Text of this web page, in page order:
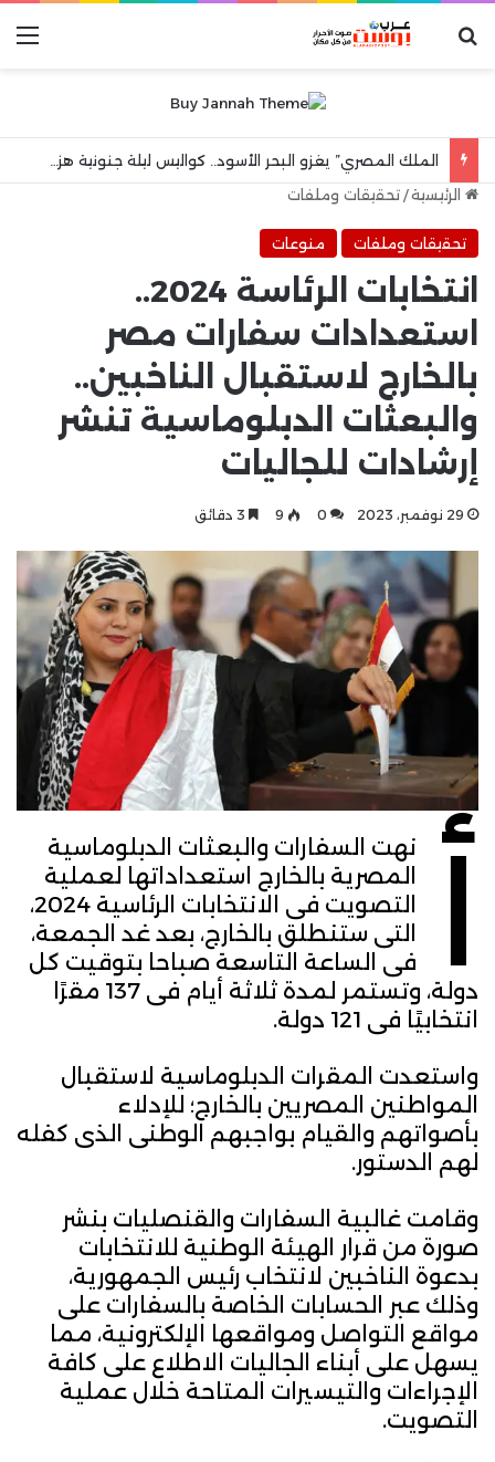
بحث عن
الرئيسية/ تحقيقات وملفات
تحقيقات وملفات منوعات
انتخابات الرئاسة 2024..
استعدادات سفارات مصر
بالخارج لاستقبال الناخبين..
والبعثات الدبلوماسية تنشر
إرشادات للجاليات
29 نوفمبر، 2023 0
9
أ
نهت السفارات والبعثات الدبلوماسية
المصرية بالخارج استعداداتها لعملية
التصويت فى الانتخابات الرئاسية 2024،
التى ستنطلق بالخارج، بعد غد الجمعة،
فى الساعة التاسعة صباحا بتوقيت كل
دولة، وتستمر لمدة ثلاثة أيام فى 137 مقرًا
انتخابيًا فى 121 دولة.
واستعدت المقرات الدبلوماسية لاستقبال
المواطنين المصريين بالخارج؛ للإدلاء
بأصواتهم والقيام بواجبهم الوطنى الذى كفله
لهم الدستور.
وقامت غالبية السفارات والقنصليات بنشر
صورة من قرار الهيئة الوطنية للانتخابات
بدعوة الناخبين لانتخاب رئيس الجمهورية،
وذلك عبر الحسابات الخاصة بالسفارات على
مواقع التواصل ومواقعها الإلكترونية، مما
يسهل على أبناء الجاليات الاطلاع على كافة
الإجراءات والتيسيرات المتاحة خلال عملية
التصويت.